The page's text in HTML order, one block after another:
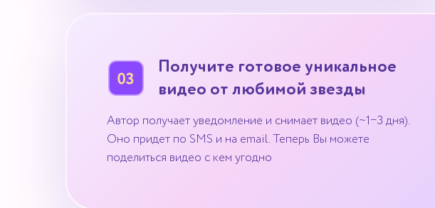
Автор получает уведомление и снимает видео (~1−3 дня).
Оно придет по SMS и на email. Теперь Вы можете
поделиться видео с кем угодно
Получите готовое уникальное
видео от любимой звезды